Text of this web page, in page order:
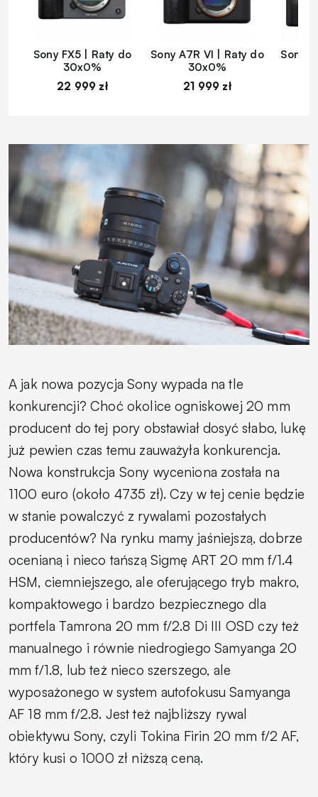
Sony FX5 | Raty do
30x0%
22 999 zł
Sony A7R VI | Raty do
30x0%
21 999 zł
Sony
A jak nowa pozycja Sony wypada na tle
konkurencji? Choć okolice ogniskowej 20 mm
producent do tej pory obstawiał dosyć słabo, lukę
już pewien czas temu zauważyła konkurencja.
Nowa konstrukcja Sony wyceniona została na
1100 euro (około 4735 zł). Czy w tej cenie będzie
w stanie powalczyć z rywalami pozostałych
producentów? Na rynku mamy jaśniejszą, dobrze
ocenianą i nieco tańszą Sigmę ART 20 mm f/1.4
HSM, ciemniejszego, ale oferującego tryb makro,
kompaktowego i bardzo bezpiecznego dla
portfela Tamrona 20 mm f/2.8 Di III OSD czy też
manualnego i równie niedrogiego Samyanga 20
mm f/1.8, lub też nieco szerszego, ale
wyposażonego w system autofokusu Samyanga
AF 18 mm f/2.8. Jest też najbliższy rywal
obiektywu Sony, czyli Tokina Firin 20 mm f/2 AF,
który kusi o 1000 zł niższą ceną.